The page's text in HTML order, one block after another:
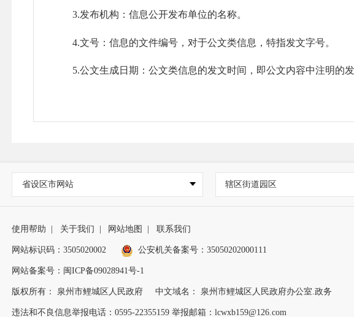
3.发布机构：信息公开发布单位的名称。
4.文号：信息的文件编号，对于公文类信息，特指发文字号。
5.公文生成日期：公文类信息的发文时间，即公文内容中注明的发
（四）公开渠道
鲤城区人民政府门户网财政局政务公开栏（网址为：https://
2．在区档案馆（地址：福建省泉州市鲤城区开元街道七星街22号
省泉州市鲤城区义全街向阳花苑1号楼1-3楼，联系电话：0595-
省设区市网站 辖区街道园区
使用帮助 关于我们 网站地图 联系我们
网站标识码：3505020002 公安机关备案号：35050202000111
网站备案号：闽ICP备09028941号-1
版权所有： 泉州市鲤城区人民政府 中文域名： 泉州市鲤城区人民政府办公室.政务
违法和不良信息举报电话：0595-22355159 举报邮箱：lcwxb159@126.com